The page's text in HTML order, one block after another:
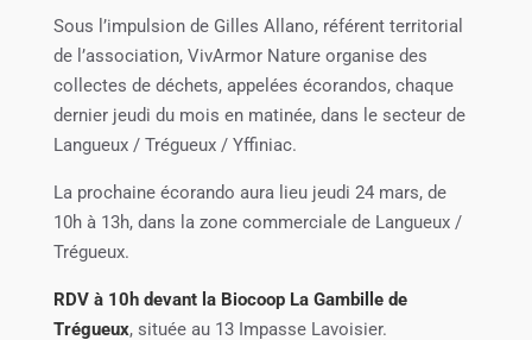
Sous l’impulsion de Gilles Allano, référent territorial
de l’association, VivArmor Nature organise des
collectes de déchets, appelées écorandos, chaque
dernier jeudi du mois en matinée, dans le secteur de
Langueux / Trégueux / Yffiniac.
La prochaine écorando aura lieu jeudi 24 mars, de
10h à 13h, dans la zone commerciale de Langueux /
Trégueux.
RDV à 10h devant la Biocoop La Gambille de
Trégueux, située au 13 Impasse Lavoisier.